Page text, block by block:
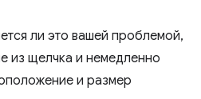
ли это вашей проблемой,
из щелчка и немедленно
и размер